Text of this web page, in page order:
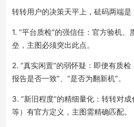
转转用户的决策天平上，砝码两端是
1. “平台质检”的强信任：官方验机
垒，主图必须突出此点。
2. “真实闲置”的弱怀疑：即便有质
报告是否一致”、“是否为翻新机”。
3. “新旧程度”的精细量化：转转对
等）有官方定义，主图需精确匹配。